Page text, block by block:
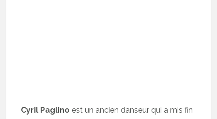
Cyril Paglino est un ancien danseur qui a mis fin